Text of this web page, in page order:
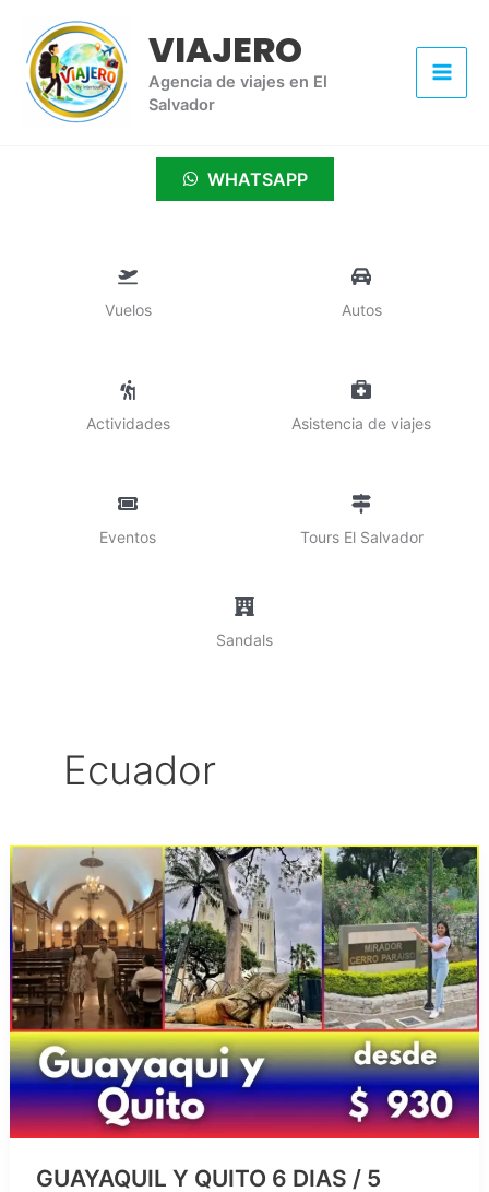
contenido
VIAJERO
Agencia de viajes en El
Salvador
WHATSAPP
Vuelos Autos
Actividades Asistencia de viajes
Eventos Tours El Salvador
Sandals
Ecuador
GUAYAQUIL Y QUITO 6 DIAS / 5